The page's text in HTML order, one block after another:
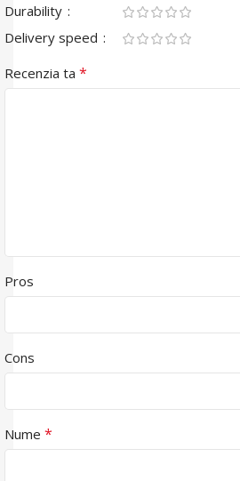
Durability
Delivery speed
Recenzia ta *
Pros
Cons
Nume *